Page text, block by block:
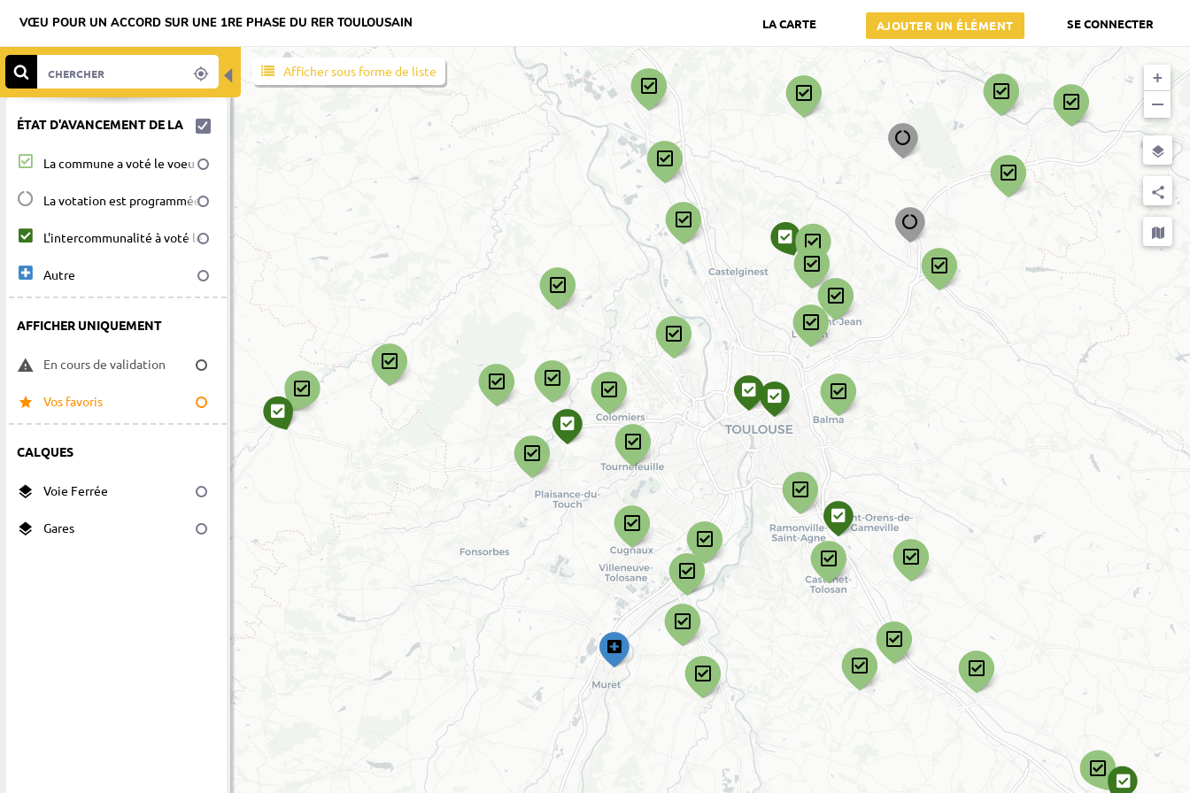
VŒU POUR UN ACCORD SUR UNE 1RE PHASE DU RER TOULOUSAIN LA CARTE AJOUTER UN ÉLÉMENT SE CONNECTER
◀
ÉTAT D'AVANCEMENT DE LA
VOTATION DU VOEU
(COMMUNE ET
INTERCOMMUNALITÉ)
La commune a voté le voeu
La votation est programmée
L'intercommunalité à voté le
voeu
Autre
AFFICHER UNIQUEMENT
En cours de validation
Vos favoris
CALQUES
Voie Ferrée
Gares
Afficher sous forme de liste +
−